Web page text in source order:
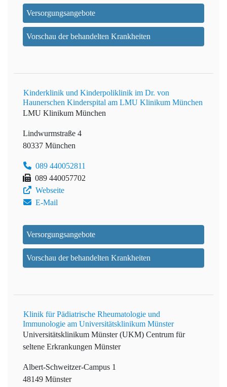
Versorgungsangebote
Vorschau der behandelten Krankheiten
Kinderklinik und Kinderpoliklinik im Dr. von
Haunerschen Kinderspital am LMU Klinikum München
LMU Klinikum München
Lindwurmstraße 4
80337 München
089 440052811
089 440057702
Webseite
E-Mail
Versorgungsangebote
Vorschau der behandelten Krankheiten
Klinik für Pädiatrische Rheumatologie und
Immunologie am Universitätsklinikum Münster
Universitätsklinikum Münster (UKM) Centrum für
seltene Erkrankungen Münster
Albert-Schweitzer-Campus 1
48149 Münster